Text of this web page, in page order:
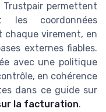
Trustpair permettent
les coordonnées
chaque virement, en
externes fiables.
avec une politique
en cohérence
dans ce guide sur
la facturation.